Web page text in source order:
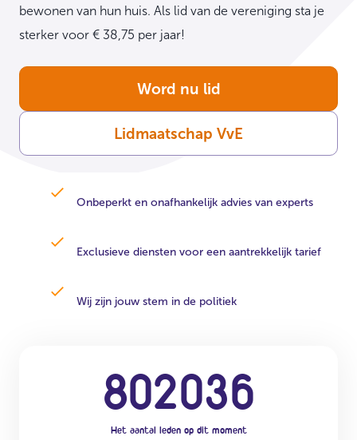
bewonen van hun huis. Als lid van de vereniging sta je
sterker voor € 38,75 per jaar!
Word nu lid
Lidmaatschap VvE
Onbeperkt en onafhankelijk advies van experts
Exclusieve diensten voor een aantrekkelijk tarief
Wij zijn jouw stem in de politiek
Het aantal leden op dit moment
6
3
0
2
0
8